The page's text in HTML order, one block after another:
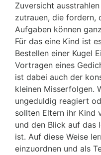
Zuversicht
zutrauen, die fordern,
Aufgaben können
Für das eine Kind ist
Bestellen einer Kugel
Vortragen eines
ist dabei auch der
kleinen Misserfolgen.
ungeduldig reagiert
sollten Eltern ihr Kind
und den Blick auf das
ist. Auf diese Weise
einzuordnen und als